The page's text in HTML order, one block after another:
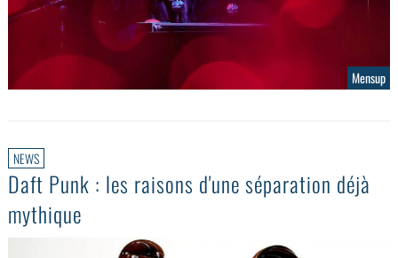
Mensup
NEWS
Daft Punk : les raisons d'une séparation déjà
mythique